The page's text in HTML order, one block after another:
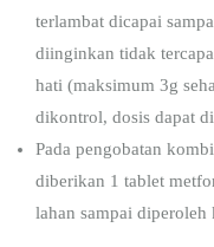
terlambat dicapai
diinginkan tidak
hati (maksimum 3g
dikontrol, dosis dapat
Pada pengobatan
diberikan 1 tablet
lahan sampai